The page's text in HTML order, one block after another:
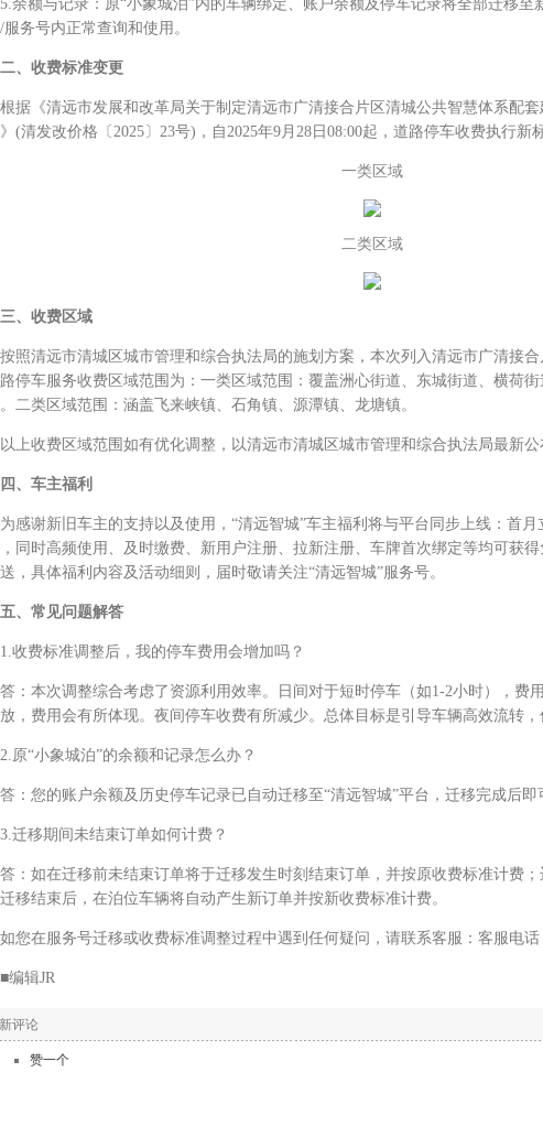
额与记录：原“小象城泊”内的车辆绑定、账户余额及停车记录将全部迁移至
务号内正常查询和使用。
二、收费标准变更
《清远市发展和改革局关于制定清远市广清接合片区清城公共智慧体系配套
(清发改价格〔2025〕23号)，自2025年9月28日08:00起，道路停车收费执行新
一类区域
二类区域
三、收费区域
清远市清城区城市管理和综合执法局的施划方案，本次列入清远市广清接合
路停车服务收费区域范围为：一类区域范围：覆盖洲心街道、东城街道、横荷
二类区域范围：涵盖飞来峡镇、石角镇、源潭镇、龙塘镇。
收费区域范围如有优化调整，以清远市清城区城市管理和综合执法局最新公
四、车主福利
谢新旧车主的支持以及使用，“清远智城”车主福利将与平台同步上线：首月
同时高频使用、及时缴费、新用户注册、拉新注册、车牌首次绑定等均可获
，具体福利内容及活动细则，届时敬请关注“清远智城”服务号。
五、常见问题解答
费标准调整后，我的停车费用会增加吗？
本次调整综合考虑了资源利用效率。日间对于短时停车（如1-2小时），费
，费用会有所体现。夜间停车收费有所减少。总体目标是引导车辆高效流转，
“小象城泊”的余额和记录怎么办？
您的账户余额及历史停车记录已自动迁移至“清远智城”平台，迁移完成后即
移期间未结束订单如何计费？
如在迁移前未结束订单将于迁移发生时刻结束订单，并按原收费标准计费；
移结束后，在泊位车辆将自动产生新订单并按新收费标准计费。
在服务号迁移或收费标准调整过程中遇到任何疑问，请联系客服：客服电话
辑JR
评论
赞一个